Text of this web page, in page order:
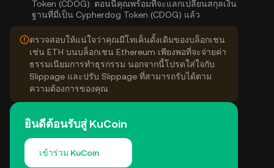
Token (CDOG): ตอนนี้คุณพร้อมที่จะแลกเปลี่ยนสกุลเงิน
ฐานที่มี่เป็น Cypherdog Token (CDOG) แล้ว
ตรวจสอบให้แน่ใจว่าคุณมีโทเค็นดั้งเดิมของบล็อกเชน
เช่น ETH บนบล็อกเชน Ethereum เพียงพอที่จะจ่ายค่า
ธรรมเนียมการทำธุรกรรม นอกจากนี้โปรดใส่ใจกับ
Slippage และปรับ Slippage ที่สามารถรับได้ตาม
ความต้องการของคุณ
ยินดีต้อนรับสู่ KuCoin
เข้าร่วม KuCoin